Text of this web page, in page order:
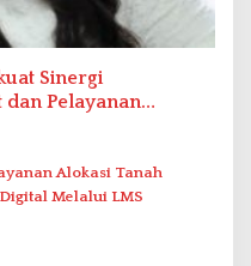
Sinergi
dan Pelayanan
Alokasi Tanah
Melalui LMS